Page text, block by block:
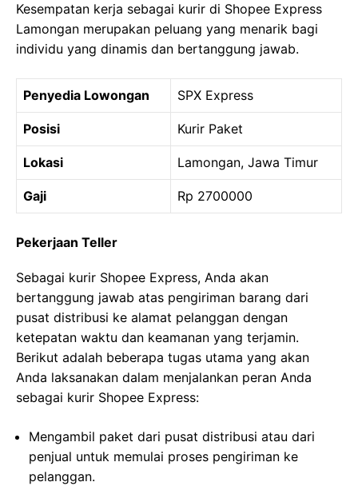
Kesempatan kerja sebagai kurir di Shopee Express
Lamongan merupakan peluang yang menarik bagi
individu yang dinamis dan bertanggung jawab.
Penyedia Lowongan SPX Express
Posisi Kurir Paket
Lokasi Lamongan, Jawa Timur
Gaji Rp 2700000
Pekerjaan Teller
Sebagai kurir Shopee Express, Anda akan
bertanggung jawab atas pengiriman barang dari
pusat distribusi ke alamat pelanggan dengan
ketepatan waktu dan keamanan yang terjamin.
Berikut adalah beberapa tugas utama yang akan
Anda laksanakan dalam menjalankan peran Anda
sebagai kurir Shopee Express:
Mengambil paket dari pusat distribusi atau dari
penjual untuk memulai proses pengiriman ke
pelanggan.